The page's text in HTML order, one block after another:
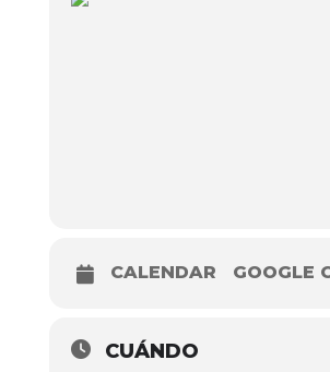
CALENDAR GOOGLE
CUÁNDO